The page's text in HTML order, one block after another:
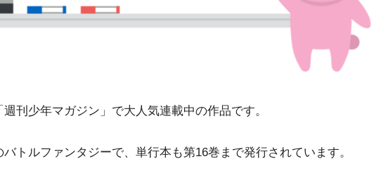
刊少年マガジン」で大人気連載中の作品です。
トルファンタジーで、単行本も第16巻まで発行されています。